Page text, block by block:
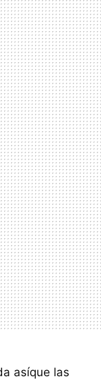
asíque las